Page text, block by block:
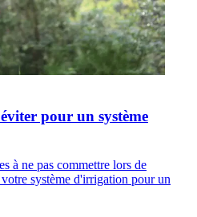
pour un système
à ne pas commettre lors de
système d'irrigation pour un